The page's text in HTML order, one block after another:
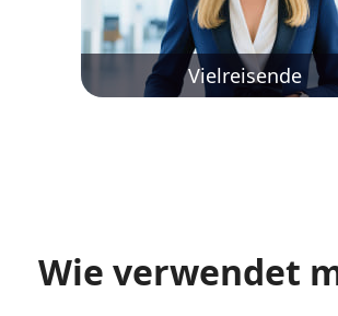
Vielreisende
Wie verwendet